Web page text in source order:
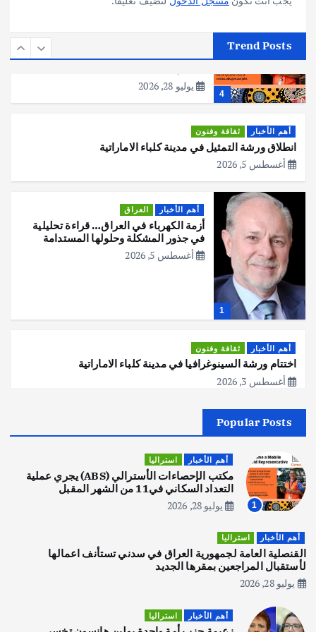
Trend Posts
4
عملية التعداد السكاني في11 من الشهر
يوليو 28, 2026
أهم الأخبار ثقافة وفنون
انطلاق ورشة التمثيل في مدينة كلباء الاماراتية
أغسطس 5, 2026
1
أهم الأخبار العراق
أزمة الكهرباء في العراق… قراءة تحليلية
في جذور المشكلة وحلولها المستدامة
أغسطس 5, 2026
أهم الأخبار ثقافة وفنون
اختتام ورشة السينوغرافيا في مدينة كلباء الاماراتية
أغسطس 3, 2026
2
اصبح بطلاً لأستراليا بلعبة كمال الاجسام
يوليو 30, 2026
3
يوليو 30, 2026
Popular Posts
1
أهم الأخبار استراليا
مكتب الإحصاءات الأسترالي (ABS) يجري عملية
التعداد السكاني في11 من الشهر المقبل
يوليو 28, 2026
أهم الأخبار استراليا
القنصلية العامة لجمهورية العراق في سدني تستأنف اعمالها
لأستقبال المراجعين بمقرها الجديد
يوليو 28, 2026
أهم الأخبار استراليا